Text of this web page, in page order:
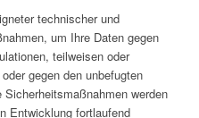
technischer und
um Ihre Daten gegen
teilweisen oder
gegen den unbefugten
werden
Entwicklung fortlaufend